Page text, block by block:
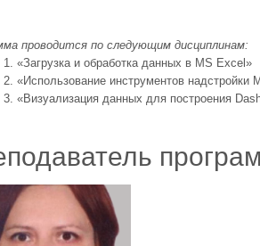
проводится по следующим дисциплинам:
«Загрузка и обработка данных в MS Excel»
«Использование инструментов надстройки
«Визуализация данных для построения